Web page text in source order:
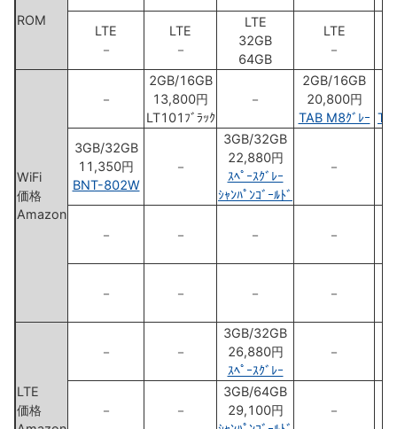
ROM
LTE
－
LTE
－
LTE
32GB
64GB
LTE
－
WiFi
価格
Amazon
－
2GB/16GB
13,800円
LT101ﾌﾞﾗｯｸ
－
2GB/16GB
20,800円
TAB M8ｸﾞﾚｰ
3GB/32GB
11,350円
BNT-802W
－
3GB/32GB
22,880円
ｽﾍﾟｰｽｸﾞﾚｰ
ｼｬﾝﾊﾟﾝｺﾞｰﾙﾄﾞ
－
－ － － －
－ － － －
LTE
価格
－ －
3GB/32GB
26,880円
ｽﾍﾟｰｽｸﾞﾚｰ
－
－ －
3GB/64GB
29,100円
－